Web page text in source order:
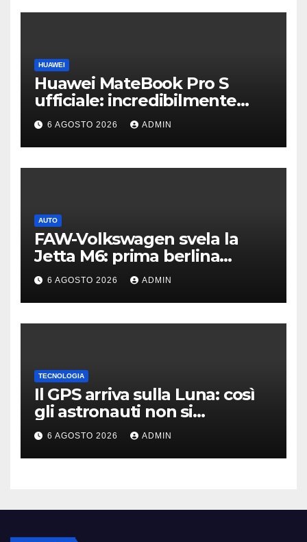
HUAWEI
Huawei MateBook Pro S
ufficiale: incredibilmente
leggero e supersottile
6 AGOSTO 2026 ADMIN
AUTO
FAW-Volkswagen svela la
Jetta M6: prima berlina
elettrica del marchio
6 AGOSTO 2026 ADMIN
TECNOLOGIA
Il GPS arriva sulla Luna: così
gli astronauti non si
perderanno più
6 AGOSTO 2026 ADMIN